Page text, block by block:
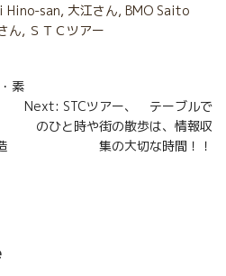
Hino-san, 大江さん, BMO Saito
ん, ＳＴＣツアー
素
Next: STCツアー、 テーブルで
のひと時や街の散歩は、情報収
集の大切な時間！！